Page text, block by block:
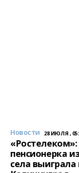
Новости 28 ИЮЛЯ ,
«Ростелеком»:
пенсионерка
села